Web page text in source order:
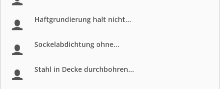
Haftgrundierung halt nicht...
Sockelabdichtung ohne...
Stahl in Decke durchbohren...